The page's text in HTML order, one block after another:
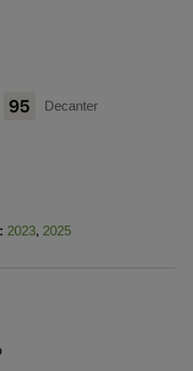
95 Decanter
2023, 2025